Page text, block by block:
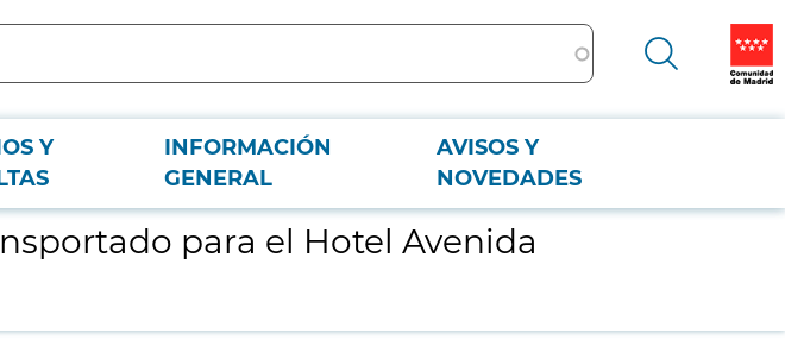
Y
INFORMACIÓN
GENERAL
AVISOS Y
NOVEDADES
para el Hotel Avenida